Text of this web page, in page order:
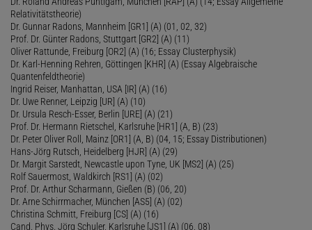
Relativitätstheorie)
Dr. Gunnar Radons, Mannheim [GR1] (A) (01, 02, 32)
Prof. Dr. Günter Radons, Stuttgart [GR2] (A) (11)
Oliver Rattunde, Freiburg [OR2] (A) (16; Essay Clusterphysik)
Dr. Karl-Henning Rehren, Göttingen [KHR] (A) (Essay Algebraische
Quantenfeldtheorie)
Ingrid Reiser, Manhattan, USA [IR] (A) (16)
Dr. Uwe Renner, Leipzig [UR] (A) (10)
Dr. Ursula Resch-Esser, Berlin [URE] (A) (21)
Prof. Dr. Hermann Rietschel, Karlsruhe [HR1] (A, B) (23)
Dr. Peter Oliver Roll, Mainz [OR1] (A, B) (04, 15; Essay Distributionen)
Hans-Jörg Rutsch, Heidelberg [HJR] (A) (29)
Dr. Margit Sarstedt, Newcastle upon Tyne, UK [MS2] (A) (25)
Rolf Sauermost, Waldkirch [RS1] (A) (02)
Prof. Dr. Arthur Scharmann, Gießen (B) (06, 20)
Dr. Arne Schirrmacher, München [AS5] (A) (02)
Christina Schmitt, Freiburg [CS] (A) (16)
Cand. Phys. Jörg Schuler, Karlsruhe [JS1] (A) (06, 08)